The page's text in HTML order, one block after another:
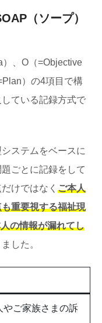
（ソープ）
、O（=Objective
）の4項目で構
ている記録方式で
ステムをベースに
ごとに記録をして
けではなく ご本人
重要視する福祉現
の情報が漏れてし
した。
やご家族さまの訴